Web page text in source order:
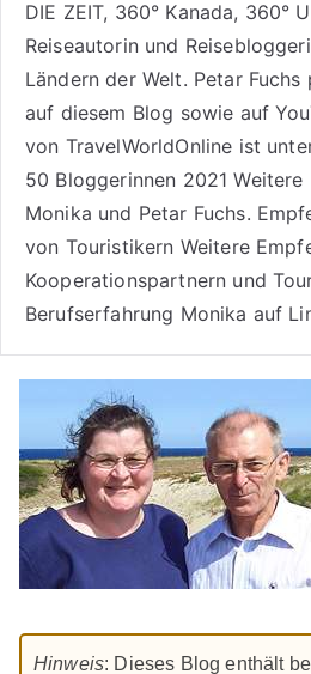
DIE ZEIT, 360° Kanada, 360°
Reiseautorinund
Ländern der Welt. Petar
auf diesem Blog sowie auf
von TravelWorldOnline ist
50 Bloggerinnen 2021 Weitere
Monika und Petar Fuchs.
von Touristikern Weitere
Kooperationspartnern und
Berufserfahrung Monika auf
Hinweis: Dieses Blog enthält